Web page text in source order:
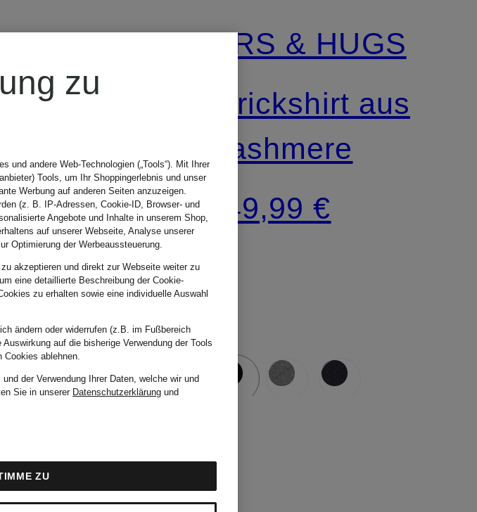
HUGS
€
MRS & HUGS
Strickshirt aus
Cashmere
149,99 €
zu
und andere Web-Technologien („Tools“). Mit Ihrer
Tools, um Ihr Shoppingerlebnis und unser
Werbung auf anderen Seiten anzuzeigen.
(z. B. IP-Adressen, Cookie-ID, Browser- und
Angebote und Inhalte in unserem Shop,
auf unserer Webseite, Analyse unserer
Optimierung der Werbeaussteuerung.
akzeptieren und direkt zur Webseite weiter zu
eine detaillierte Beschreibung der Cookie-
zu erhalten sowie eine individuelle Auswahl
ändern oder widerrufen (z.B. im Fußbereich
auf die bisherige Verwendung der Tools
ablehnen.
der Verwendung Ihrer Daten, welche wir und
Sie in unserer Datenschutzerklärung und
ZU